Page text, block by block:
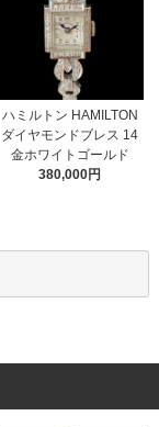
ハミルトン HAMILTON
ダイヤモンドブレス 14
金ホワイトゴールド
380,000円